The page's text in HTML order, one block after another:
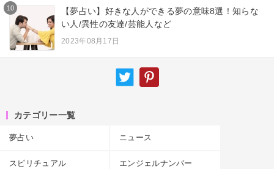
10
【夢占い】好きな人ができる夢の意味8選！知らな
い人/異性の友達/芸能人など
2023年08月17日
カテゴリー一覧
夢占い ニュース
スピリチュアル エンジェルナンバー